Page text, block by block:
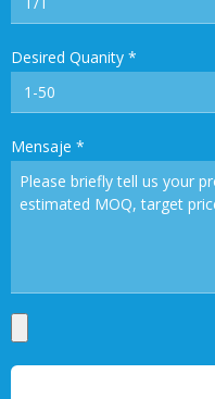
Desired Quanity *
Mensaje *